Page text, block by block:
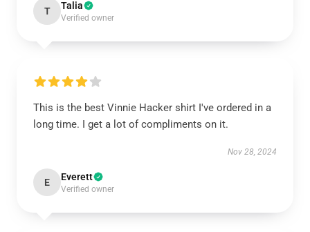
T Talia
Verified owner
This is the best Vinnie Hacker shirt I've ordered in a
long time. I get a lot of compliments on it.
Nov 28, 2024
E Everett
Verified owner